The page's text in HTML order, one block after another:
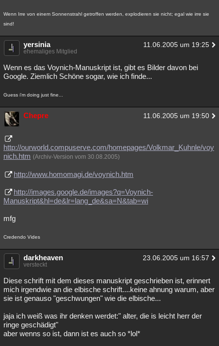
Wenn Irre von einem Sonnenstrahl getroffen werden, explodieren sie nicht; egal wie irre sie
sind!
yersinia 11.06.2005 um 19:25
ehemaliges Mitglied
Wenn es das Voynich-Manuskript ist, gibt es Bilder davon bei
Google. Ziemlich Schöne sogar, wie ich finde...
Guess i'm doing just fine...
Chepre 11.06.2005 um 19:50
http://ourworld.compuserve.com/homepages/Volkmar_Kuhnle/voy
nich.htm (Archiv-Version vom 30.08.2005)
http://www.homomagi.de/voynich.htm
http://images.google.de/images?q=Voynich-
Manuskript&hl=de&lr=lang_de&sa=N&tab=wi
mfg
Credendo Vides
darkheaven 23.06.2005 um 16:57
versteckt
Diese schrift mit dem dieses manuskript geschrieben ist, erinnert
mich irgendwie an die elbische schrift....keine ahnung warum, aber
sie ist genauso "geschwungen" wie die elbische...
jaja ich weiß was ihr denken werdet:" alter, die is leicht herr der
ringe geschädigt"
aber wenns so ist, dann ist es auch so *lol*